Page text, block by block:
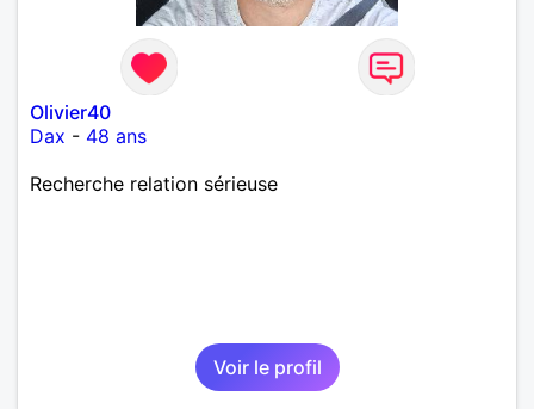
Olivier40
Dax - 48 ans
Recherche relation sérieuse
Voir le profil